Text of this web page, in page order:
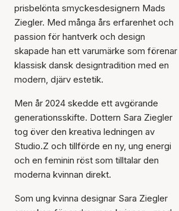
prisbelönta smyckesdesignern Mads
Ziegler. Med många års erfarenhet och
passion för hantverk och design
skapade han ett varumärke som förenar
klassisk dansk designtradition med en
modern, djärv estetik.
Men år 2024 skedde ett avgörande
generationsskifte. Dottern Sara Ziegler
tog över den kreativa ledningen av
Studio.Z och tillförde en ny, ung energi
och en feminin röst som tilltalar den
moderna kvinnan direkt.
Som ung kvinna designar Sara Ziegler